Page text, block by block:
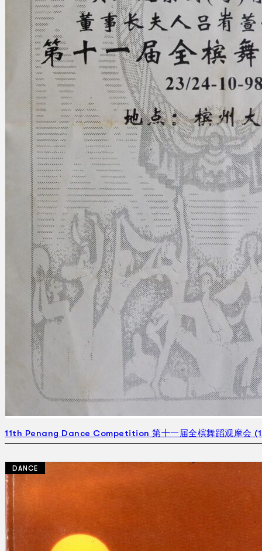
Gelintar
11th Penang Dance Competition 第十一届全槟舞蹈观摩会
DANCE